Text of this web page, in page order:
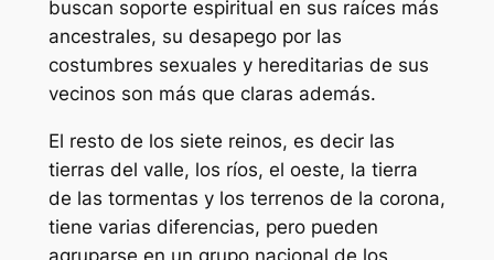
buscan soporte espiritual en sus raíces más
ancestrales, su desapego por las
costumbres sexuales y hereditarias de sus
vecinos son más que claras además.
El resto de los siete reinos, es decir las
tierras del valle, los ríos, el oeste, la tierra
de las tormentas y los terrenos de la corona,
tiene varias diferencias, pero pueden